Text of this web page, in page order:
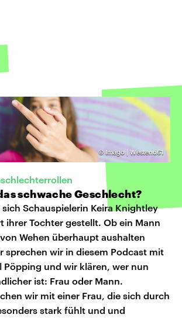
© Imago | Westend61
schwache Geschlecht?
sich Schauspielerin Keira Knightley
ihrer Tochter gestellt. Ob ein Mann
Wehen überhaupt aushalten
sprechen wir in diesem Podcast mit
Pöpping und wir klären, wer nun
ist: Frau oder Mann.
wir mit einer Frau, die sich durch
stark fühlt und und